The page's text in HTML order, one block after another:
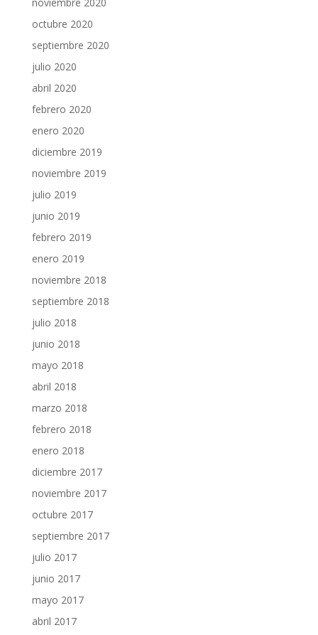
octubre 2020
septiembre 2020
julio 2020
abril 2020
febrero 2020
enero 2020
diciembre 2019
noviembre 2019
julio 2019
junio 2019
febrero 2019
enero 2019
noviembre 2018
septiembre 2018
julio 2018
junio 2018
mayo 2018
abril 2018
marzo 2018
febrero 2018
enero 2018
diciembre 2017
noviembre 2017
octubre 2017
septiembre 2017
julio 2017
junio 2017
mayo 2017
abril 2017